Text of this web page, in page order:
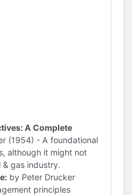
A Complete
(1954) - A foundational
although it might not
gas industry.
by Peter Drucker
principles